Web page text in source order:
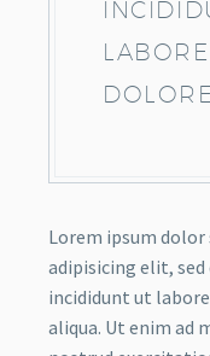
Lorem ipsum
adipisicing elit,
incididunt ut
aliqua. Ut enim ad